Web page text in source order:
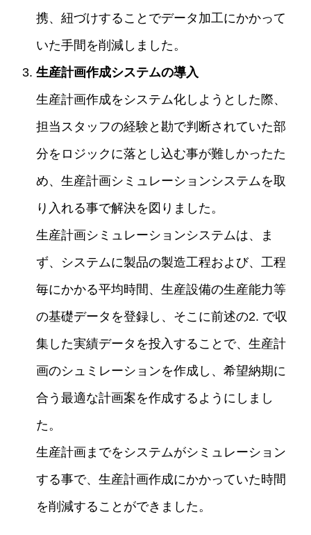
携、紐づけすることでデータ加工にかかって
いた手間を削減しました。
生産計画作成システムの導入
生産計画作成をシステム化しようとした際、
担当スタッフの経験と勘で判断されていた部
分をロジックに落とし込む事が難しかったた
め、生産計画シミュレーションシステムを取
り入れる事で解決を図りました。
生産計画シミュレーションシステムは、ま
ず、システムに製品の製造工程および、工程
毎にかかる平均時間、生産設備の生産能力等
の基礎データを登録し、そこに前述の2. で収
集した実績データを投入することで、生産計
画のシュミレーションを作成し、希望納期に
合う最適な計画案を作成するようにしまし
た。
生産計画までをシステムがシミュレーション
する事で、生産計画作成にかかっていた時間
を削減することができました。